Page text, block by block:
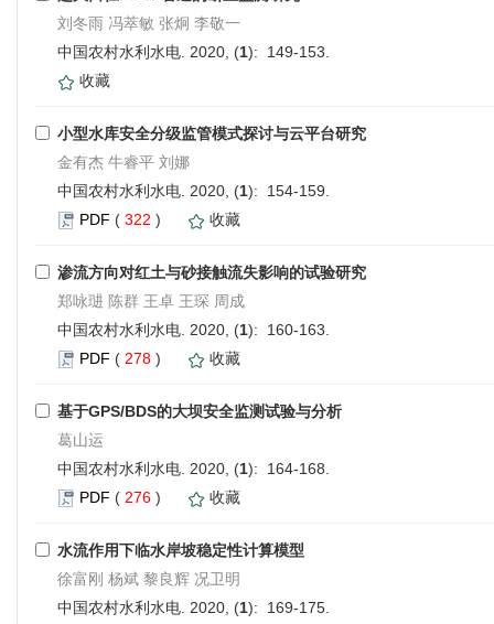
刘冬雨 冯萃敏 张炯 李敬一
中国农村水利水电. 2020, (1): 149-153.
收藏
小型水库安全分级监管模式探讨与云平台研究
金有杰 牛睿平 刘娜
中国农村水利水电. 2020, (1): 154-159.
PDF ( 322 ) 收藏
渗流方向对红土与砂接触流失影响的试验研究
郑咏琎 陈群 王卓 王琛 周成
中国农村水利水电. 2020, (1): 160-163.
PDF ( 278 ) 收藏
基于GPS/BDS的大坝安全监测试验与分析
葛山运
中国农村水利水电. 2020, (1): 164-168.
PDF ( 276 ) 收藏
水流作用下临水岸坡稳定性计算模型
徐富刚 杨斌 黎良辉 况卫明
中国农村水利水电. 2020, (1): 169-175.